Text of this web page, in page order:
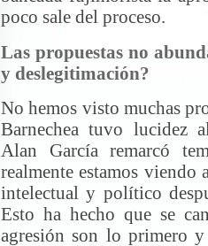
poco sale del proceso.
Las propuestas no
y deslegitimación?
No hemos visto muchas
Barnechea tuvo lucidez
Alan García remarcó
realmente estamos
intelectual y político
Esto ha hecho que se
agresión son lo primero